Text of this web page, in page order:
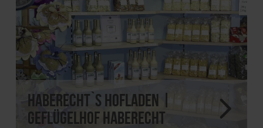
Haberecht`s Hofladen |
Geflügelhof Haberecht